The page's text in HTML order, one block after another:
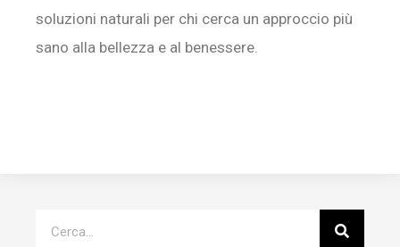
soluzioni naturali per chi cerca un approccio più
sano alla bellezza e al benessere.